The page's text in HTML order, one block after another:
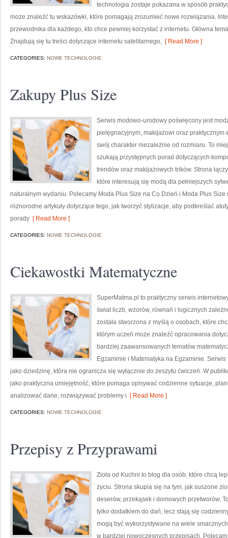
technologia zostaje pokazana w sposób
może znaleźć tu wskazówki, które pomagają zrozumieć nowe rozwiązania.
przewodnika dla każdego, kto chce pewniej korzystać z internetu. Główna
Znajdują się tu treści dotyczące internetu satelitarnego, [ Read More ]
CATEGORIES: NOWE TECHNOLOGIE
Zakupy Plus Size
Serwis modowo-urodowy poświęcony jest
pielęgnacyjnym, makijażowi oraz
swój charakter niezależnie od rozmiaru. To
szukają przystępnych porad dotyczących
trendów oraz makijażowych trików. Strona
które interesują się modą dla pełniejszych
naturalnym wydaniu. Polecamy Moda Plus Size na Co Dzień i Moda Plus
różnorodne artykuły dotyczące tego, jak tworzyć stylizacje, aby podkreślać
porady [ Read More ]
CATEGORIES: NOWE TECHNOLOGIE
Ciekawostki Matematyczne
SuperMatma.pl to praktyczny serwis
świat liczb, wzorów, równań i logicznych
została stworzona z myślą o osobach, które
którym uczeń może znaleźć opracowania
bardziej zaawansowanych tematów
Egzaminie i Matematyka na Egzaminie.
jako dziedzinę, która nie ogranicza się wyłącznie do zeszytu ćwiczeń. W
jako praktyczna umiejętność, które pomaga opisywać codzienne sytuacje,
analizować dane, rozwiązywać problemy i [ Read More ]
CATEGORIES: NOWE TECHNOLOGIE
Przepisy z Przyprawami
Zioła od Kuchni to blog dla osób, które chcą
życiu. Strona skupia się na tym, jak suszone
deserów, przekąsek i domowych przetworów.
tylko dodatkiem do dań, lecz stają się
mogą być wykorzystywane na wiele
w bardziej nowoczesnych przepisach.